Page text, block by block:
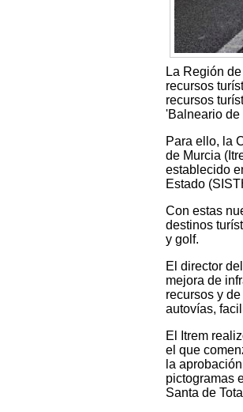
La Región
recursos
recursos
'Balneario de
Para ello, la
de Murcia
establecido
Estado
Con estas
destinos
y golf.
El director
mejora de
recursos y
autovías,
El Itrem
el que
la
pictogramas
Santa de